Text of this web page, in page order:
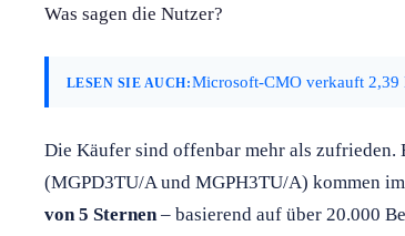
Was sagen die Nutzer?
LESEN SIE AUCH:Microsoft-CMO verkauft
Die Käufer sind offenbar mehr als
(MGPD3TU/A und MGPH3TU/A) kommen
von 5 Sternen – basierend auf über 20.000